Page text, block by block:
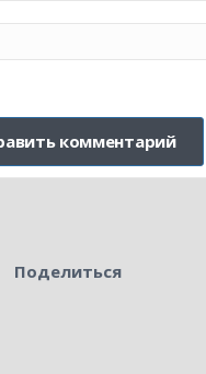
Поделиться